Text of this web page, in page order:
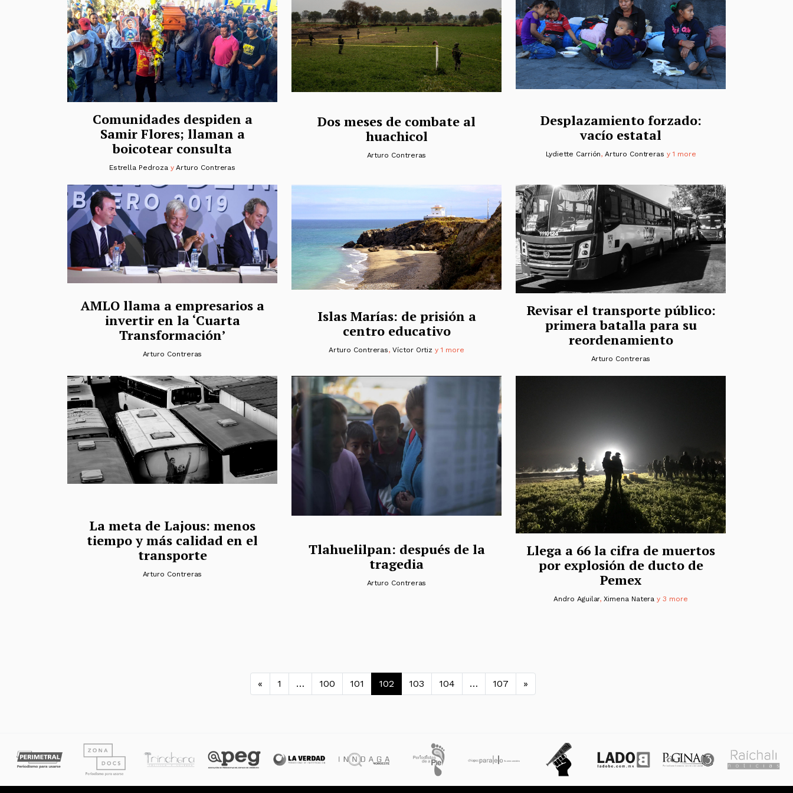
Comunidades despiden a
Samir Flores; llaman a
boicotear consulta
Estrella PedrozayArturo Contreras
Dos meses de combate al
huachicol
Arturo Contreras
Desplazamiento forzado:
vacío estatal
Lydiette Carrión,Arturo Contreras y 1 more
AMLO llama a empresarios a
invertir en la ‘Cuarta
Transformación’
Arturo Contreras
Islas Marías: de prisión a
centro educativo
Arturo Contreras,Víctor Ortiz y 1 more
Revisar el transporte público:
primera batalla para su
reordenamiento
Arturo Contreras
La meta de Lajous: menos
tiempo y más calidad en el
transporte
Arturo Contreras
Tlahuelilpan: después de la
tragedia
Arturo Contreras
Llega a 66 la cifra de muertos
por explosión de ducto de
Pemex
Andro Aguilar,Ximena Natera y 3 more
Navegación de entradas
« 1 … 100 101 102 103 104 … 107 »